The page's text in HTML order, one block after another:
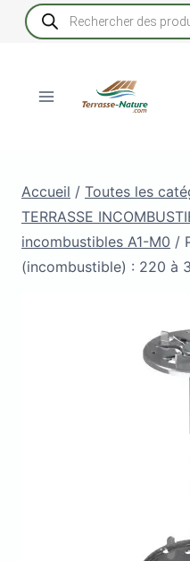
Recherche
de
produits
Accueil / Toutes les
TERRASSE
incombustibles A1-M0 /
(incombustible) : 220 à